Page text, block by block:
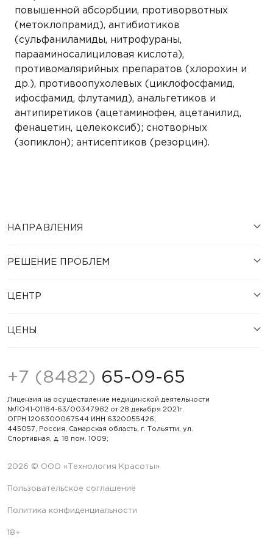
повышенной абсорбции, противорвотных
(метоклопрамид), антибиотиков
(сульфаниламиды, нитрофураны,
парааминосалициловая кислота),
противомалярийных препаратов (хлорохин и
др.), противоопухолевых (циклофосфамид,
ифосфамид, флутамид), анальгетиков и
антипиретиков (ацетаминофен, ацетанилид,
фенацетин, целекоксиб); снотворных
(зопиклон); антисептиков (резорцин).
НАПРАВЛЕНИЯ
РЕШЕНИЕ ПРОБЛЕМ
ЦЕНТР
ЦЕНЫ
+7 (8482) 65-09-65
Лицензия на осуществление медицинской деятельности
№ЛО41-01184-63/00347982 от 28 декабря 2021г.
ОГРН 1206300067544 ИНН 6320055426;
445057, Россия, Самарская область, г. Тольятти, ул.
Спортивная, д. 18 пом. 1009;
2026 © ООО «Технология Красоты»
Пользовательское соглашение
Политика конфиденциальности
18+